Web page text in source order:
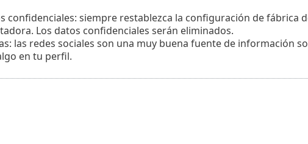
confidenciales: siempre restablezca la configuración de fábrica
Los datos confidenciales serán eliminados.
las redes sociales son una muy buena fuente de información
en tu perfil.